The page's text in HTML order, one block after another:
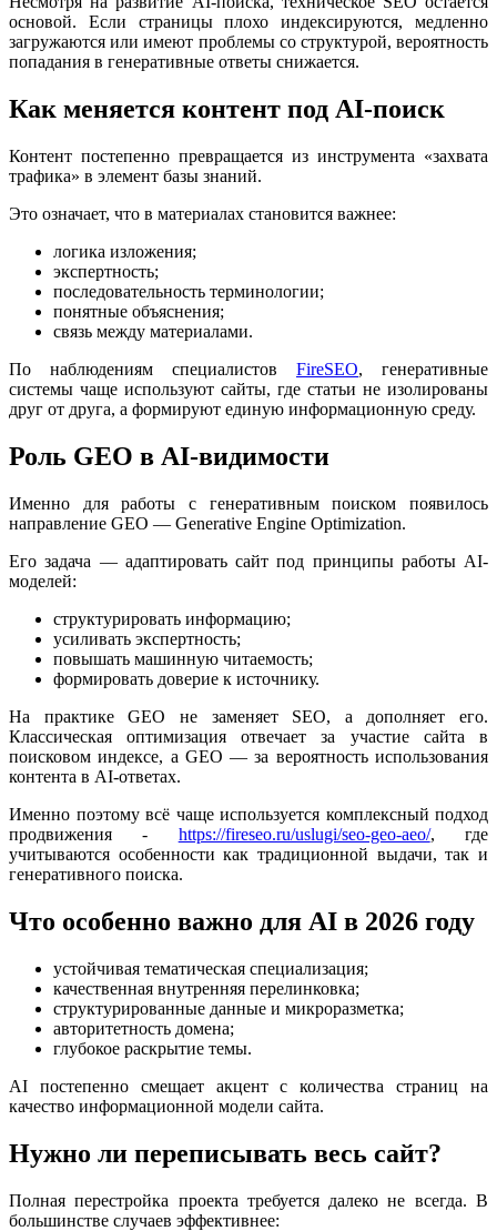
основой. Если страницы плохо индексируются, медленно
загружаются или имеют проблемы со структурой, вероятность
попадания в генеративные ответы снижается.
Как меняется контент под AI-поиск
Контент постепенно превращается из инструмента «захвата
трафика» в элемент базы знаний.
Это означает, что в материалах становится важнее:
логика изложения;
экспертность;
последовательность терминологии;
понятные объяснения;
связь между материалами.
По наблюдениям специалистов FireSEO, генеративные
системы чаще используют сайты, где статьи не изолированы
друг от друга, а формируют единую информационную среду.
Роль GEO в AI-видимости
Именно для работы с генеративным поиском появилось
направление GEO — Generative Engine Optimization.
Его задача — адаптировать сайт под принципы работы AI-
моделей:
структурировать информацию;
усиливать экспертность;
повышать машинную читаемость;
формировать доверие к источнику.
На практике GEO не заменяет SEO, а дополняет его.
Классическая оптимизация отвечает за участие сайта в
поисковом индексе, а GEO — за вероятность использования
контента в AI-ответах.
Именно поэтому всё чаще используется комплексный подход
продвижения - https://fireseo.ru/uslugi/seo-geo-aeo/, где
учитываются особенности как традиционной выдачи, так и
генеративного поиска.
Что особенно важно для AI в 2026 году
устойчивая тематическая специализация;
качественная внутренняя перелинковка;
структурированные данные и микроразметка;
авторитетность домена;
глубокое раскрытие темы.
AI постепенно смещает акцент с количества страниц на
качество информационной модели сайта.
Нужно ли переписывать весь сайт?
Полная перестройка проекта требуется далеко не всегда. В
большинстве случаев эффективнее: